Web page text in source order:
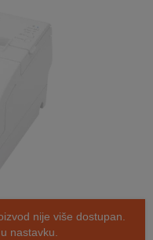
nije više dostupan.
nastavku.